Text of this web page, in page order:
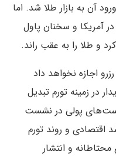
آن به بازار طلا شد. اما
در آمریکا و سخنان پاول
کرد و طلا را به عقب راند.
اجازه نخواهد داد
در زمینه تورم تبدیل
پولی در نشست
اقتصادی و روند تورم
و انتشار